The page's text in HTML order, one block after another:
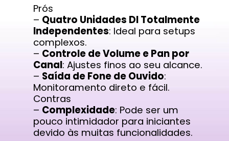
Prós
– Quatro Unidades DI Totalmente
Independentes: Ideal para setups
complexos.
– Controle de Volume e Pan por
Canal: Ajustes finos ao seu alcance.
– Saída de Fone de Ouvido:
Monitoramento direto e fácil.
Contras
– Complexidade: Pode ser um
pouco intimidador para iniciantes
devido às muitas funcionalidades.